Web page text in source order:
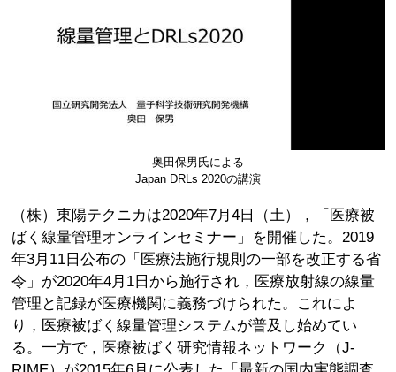
奥田保男氏による
Japan DRLs 2020の講演
（株）東陽テクニカは2020年7月4日（土），「医療被
ばく線量管理オンラインセミナー」を開催した。2019
年3月11日公布の「医療法施行規則の一部を改正する省
令」が2020年4月1日から施行され，医療放射線の線量
管理と記録が医療機関に義務づけられた。これによ
り，医療被ばく線量管理システムが普及し始めてい
る。一方で，医療被ばく研究情報ネットワーク（J-